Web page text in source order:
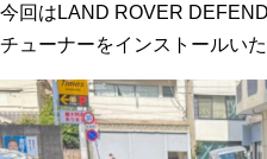
今回はLAND ROVER
チューナーをインストールい